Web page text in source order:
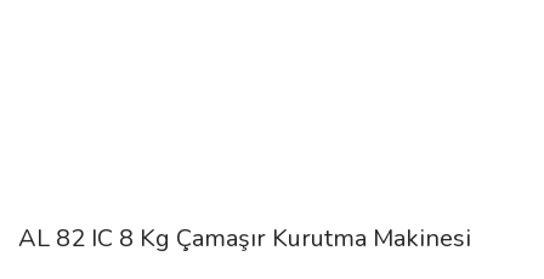
AL 82 IC 8 Kg Çamaşır Kurutma Makinesi